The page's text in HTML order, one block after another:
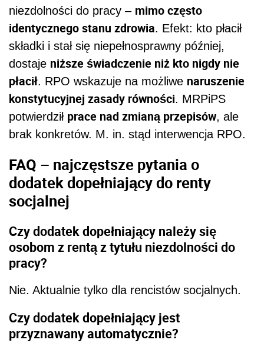
niezdolności do pracy – mimo często
identycznego stanu zdrowia. Efekt: kto płacił
składki i stał się niepełnosprawny później,
dostaje niższe świadczenie niż kto nigdy nie
płacił. RPO wskazuje na możliwe naruszenie
konstytucyjnej zasady równości. MRPiPS
potwierdził prace nad zmianą przepisów, ale
brak konkretów. M. in. stąd interwencja RPO.
FAQ – najczęstsze pytania o
dodatek dopełniający do renty
socjalnej
Czy dodatek dopełniający należy się
osobom z rentą z tytułu niezdolności do
pracy?
Nie. Aktualnie tylko dla rencistów socjalnych.
Czy dodatek dopełniający jest
przyznawany automatycznie?